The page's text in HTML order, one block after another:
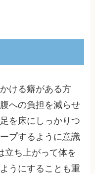
ける癖がある方
への負担を減らせ
を床にしっかりつ
プするように意識
立ち上がって体を
うにすることも重